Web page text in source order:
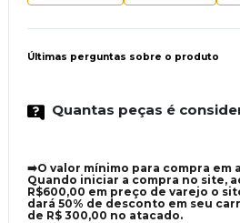
Últimas perguntas sobre o produto
Quantas peças é
➡️O valor mínimo para compra em
Quando iniciar a compra no site,
R$600,00 em preço de varejo o
dará 50% de desconto em seu
de R$ 300,00 no atacado.